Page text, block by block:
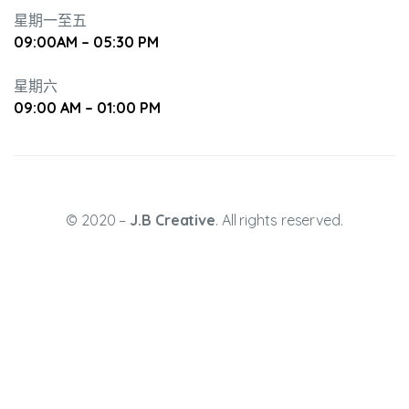
星期一至五
09:00AM – 05:30 PM
星期六
09:00 AM – 01:00 PM
© 2020 – J.B Creative. All rights reserved.
養幼兒